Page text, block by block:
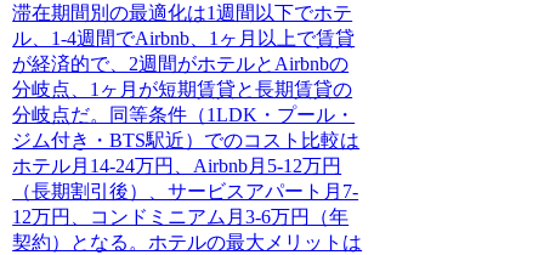
滞在期間別の最適化は1週間以下でホテ
ル、1-4週間でAirbnb、1ヶ月以上で賃貸
が経済的で、2週間がホテルとAirbnbの
分岐点、1ヶ月が短期賃貸と長期賃貸の
分岐点だ。同等条件（1LDK・プール・
ジム付き・BTS駅近）でのコスト比較は
ホテル月14-24万円、Airbnb月5-12万円
（長期割引後）、サービスアパート月7-
12万円、コンドミニアム月3-6万円（年
契約）となる。ホテルの最大メリットは